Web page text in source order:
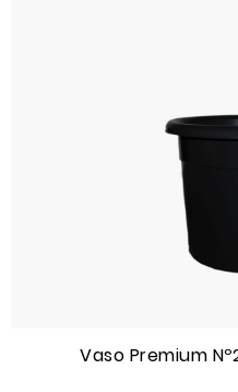
Vaso Premium